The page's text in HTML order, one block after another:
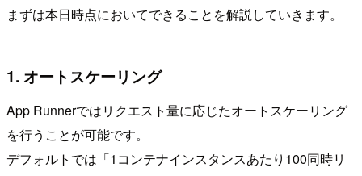
まずは本日時点においてできることを解説していきます。
1. オートスケーリング
App Runnerではリクエスト量に応じたオートスケーリング
を行うことが可能です。
デフォルトでは「1コンテナインスタンスあたり100同時リ